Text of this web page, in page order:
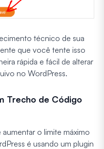
técnico de sua
que você tente isso
rápida e fácil de alterar
no WordPress.
Trecho de Código
o limite máximo
é usando um plugin